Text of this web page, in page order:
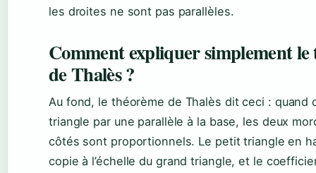
les droites ne sont pas parallèles.
Comment expliquer simplement le
de Thalès ?
Au fond, le théorème de Thalès dit ceci : quand
triangle par une parallèle à la base, les deux
côtés sont proportionnels. Le petit triangle en
copie à l’échelle du grand triangle, et le